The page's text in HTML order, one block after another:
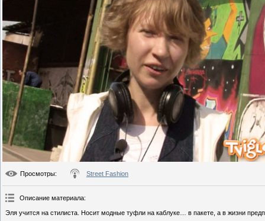
Просмотры: Street Fashion
Описание материала:
Эля учится на стилиста. Носит модные туфли на каблуке… в пакете, а в жизни